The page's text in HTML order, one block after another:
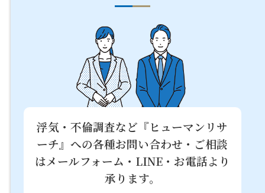
浮気・不倫調査など『ヒューマンリサ
ーチ』への各種お問い合わせ・ご相談
はメールフォーム・LINE・お電話より
承ります。